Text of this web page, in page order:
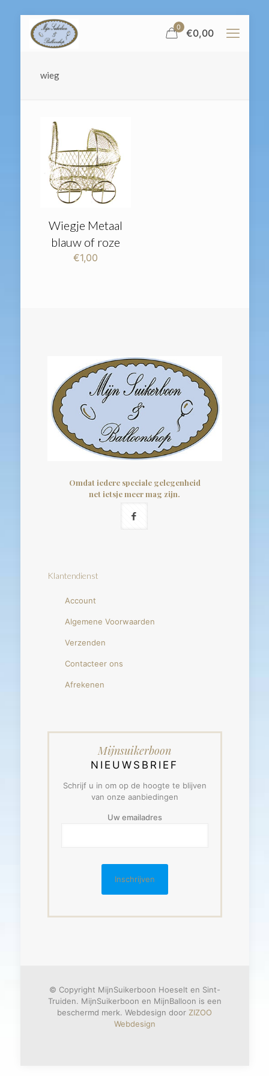
0 €0,00
wieg
Wiegje Metaal
blauw of roze
€1,00
Omdat iedere speciale gelegenheid
net ietsje meer mag zijn.
Klantendienst
Account
Algemene Voorwaarden
Verzenden
Contacteer ons
Afrekenen
Mijnsuikerboon
NIEUWSBRIEF
Schrijf u in om op de hoogte te blijven
van onze aanbiedingen
Uw emailadres
© Copyright MijnSuikerboon Hoeselt en Sint-
Truiden. MijnSuikerboon en MijnBalloon is een
beschermd merk. Webdesign door ZIZOO
Webdesign